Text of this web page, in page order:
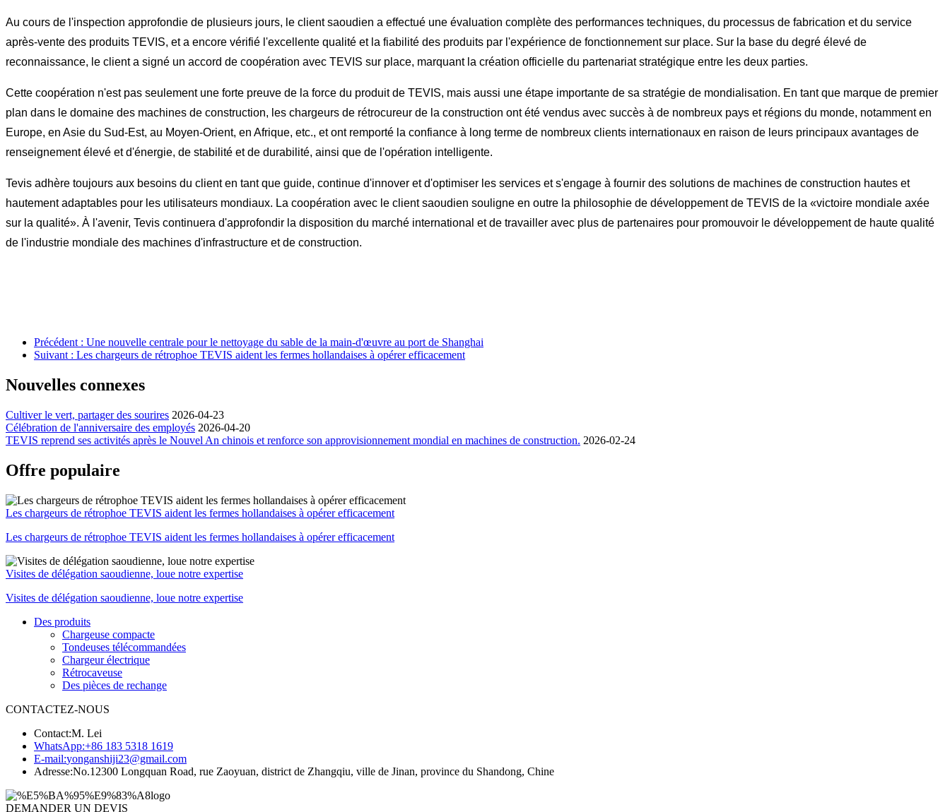
Au cours de l'inspection approfondie de plusieurs jours, le client saoudien a effectué une évaluation complète des performances techniques, du processus de fabrication et du service
après-vente des produits TEVIS, et a encore vérifié l'excellente qualité et la fiabilité des produits par l'expérience de fonctionnement sur place. Sur la base du degré élevé de
reconnaissance, le client a signé un accord de coopération avec TEVIS sur place, marquant la création officielle du partenariat stratégique entre les deux parties.
Cette coopération n'est pas seulement une forte preuve de la force du produit de TEVIS, mais aussi une étape importante de sa stratégie de mondialisation. En tant que marque de premier
plan dans le domaine des machines de construction, les chargeurs de rétrocureur de la construction ont été vendus avec succès à de nombreux pays et régions du monde, notamment en
Europe, en Asie du Sud-Est, au Moyen-Orient, en Afrique, etc., et ont remporté la confiance à long terme de nombreux clients internationaux en raison de leurs principaux avantages de
renseignement élevé et d'énergie, de stabilité et de durabilité, ainsi que de l'opération intelligente.
Tevis adhère toujours aux besoins du client en tant que guide, continue d'innover et d'optimiser les services et s'engage à fournir des solutions de machines de construction hautes et
hautement adaptables pour les utilisateurs mondiaux. La coopération avec le client saoudien souligne en outre la philosophie de développement de TEVIS de la «victoire mondiale axée
sur la qualité». À l'avenir, Tevis continuera d'approfondir la disposition du marché international et de travailler avec plus de partenaires pour promouvoir le développement de haute qualité
de l'industrie mondiale des machines d'infrastructure et de construction.
Précédent : Une nouvelle centrale pour le nettoyage du sable de la main-d'œuvre au port de Shanghai
Suivant : Les chargeurs de rétrophoe TEVIS aident les fermes hollandaises à opérer efficacement
Nouvelles connexes
Cultiver le vert, partager des sourires 2026-04-23
Célébration de l'anniversaire des employés 2026-04-20
TEVIS reprend ses activités après le Nouvel An chinois et renforce son approvisionnement mondial en machines de construction. 2026-02-24
Offre populaire
Les chargeurs de rétrophoe TEVIS aident les fermes hollandaises à opérer efficacement
Les chargeurs de rétrophoe TEVIS aident les fermes hollandaises à opérer efficacement
Visites de délégation saoudienne, loue notre expertise
Visites de délégation saoudienne, loue notre expertise
Des produits
Chargeuse compacte
Tondeuses télécommandées
Chargeur électrique
Rétrocaveuse
Des pièces de rechange
CONTACTEZ-NOUS
Contact:M. Lei
WhatsApp:+86 183 5318 1619
E-mail:yonganshiji23@gmail.com
Adresse:No.12300 Longquan Road, rue Zaoyuan, district de Zhangqiu, ville de Jinan, province du Shandong, Chine
DEMANDER UN DEVIS